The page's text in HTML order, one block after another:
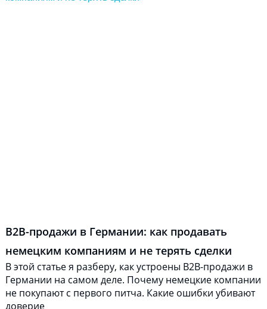
B2B-продажи в Германии: как продавать
немецким компаниям и не терять сделки
В этой статье я разберу, как устроены B2B-продажи в
Германии на самом деле. Почему немецкие компании
не покупают с первого питча. Какие ошибки убивают
доверие